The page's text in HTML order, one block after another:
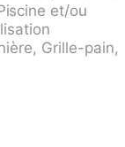
pour
central.
en
1 km,
ferroviaire
et/ou
Grille-pain,